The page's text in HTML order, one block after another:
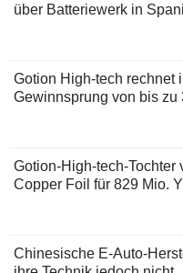
über Batteriewerk in
Gotion High-tech rechnet
Gewinnsprung von bis zu
Gotion-High-tech-Tochter
Copper Foil für 829 Mio.
Chinesische E-Auto-